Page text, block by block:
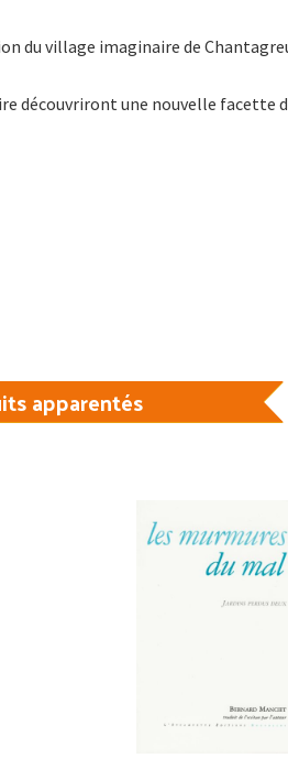
du village imaginaire de
découvriront une nouvelle facette
apparentés